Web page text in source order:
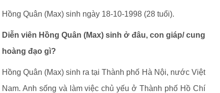
Hồng Quân (Max) sinh ngày 18-10-1998 (28 tuổi).
Diễn viên Hồng Quân (Max) sinh ở đâu, con giáp/ cung
hoàng đạo gì?
Hồng Quân (Max) sinh ra tại Thành phố Hà Nội, nước Việt
Nam. Anh sống và làm việc chủ yếu ở Thành phố Hồ Chí